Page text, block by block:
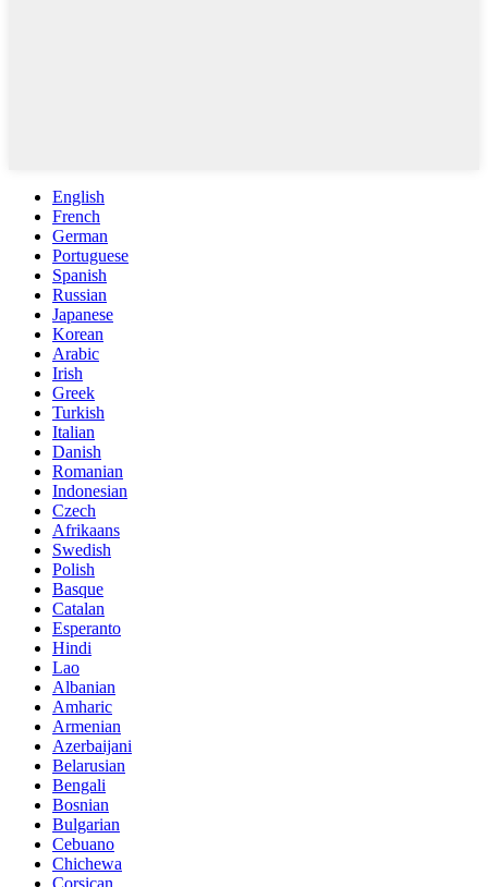
English
French
German
Portuguese
Spanish
Russian
Japanese
Korean
Arabic
Irish
Greek
Turkish
Italian
Danish
Romanian
Indonesian
Czech
Afrikaans
Swedish
Polish
Basque
Catalan
Esperanto
Hindi
Lao
Albanian
Amharic
Armenian
Azerbaijani
Belarusian
Bengali
Bosnian
Bulgarian
Cebuano
Chichewa
Corsican